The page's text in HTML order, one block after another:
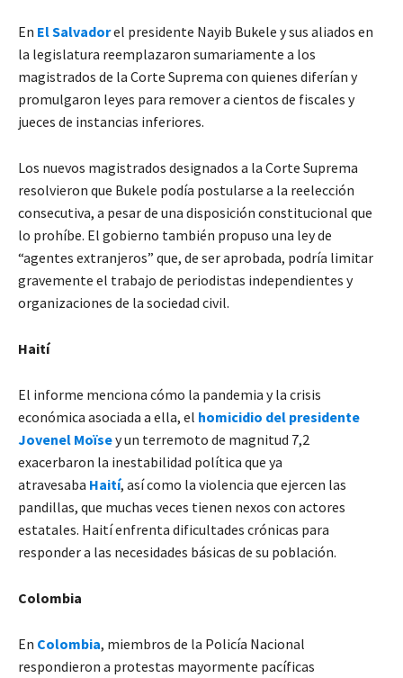
En El Salvadorel presidente Nayib Bukele y sus aliados en
la legislatura reemplazaron sumariamente a los
magistrados de la Corte Suprema con quienes diferían y
promulgaron leyes para remover a cientos de fiscales y
jueces de instancias inferiores.
Los nuevos magistrados designados a la Corte Suprema
resolvieron que Bukele podía postularse a la reelección
consecutiva, a pesar de una disposición constitucional que
lo prohíbe. El gobierno también propuso una ley de
“agentes extranjeros” que, de ser aprobada, podría limitar
gravemente el trabajo de periodistas independientes y
organizaciones de la sociedad civil.
Haití
El informe menciona cómo la pandemia y la crisis
económica asociada a ella, el homicidio del presidente
Jovenel Moïsey un terremoto de magnitud 7,2
exacerbaron la inestabilidad política que ya
atravesaba Haití, así como la violencia que ejercen las
pandillas, que muchas veces tienen nexos con actores
estatales. Haití enfrenta dificultades crónicas para
responder a las necesidades básicas de su población.
Colombia
En Colombia, miembros de la Policía Nacional
respondieron a protestas mayormente pacíficas